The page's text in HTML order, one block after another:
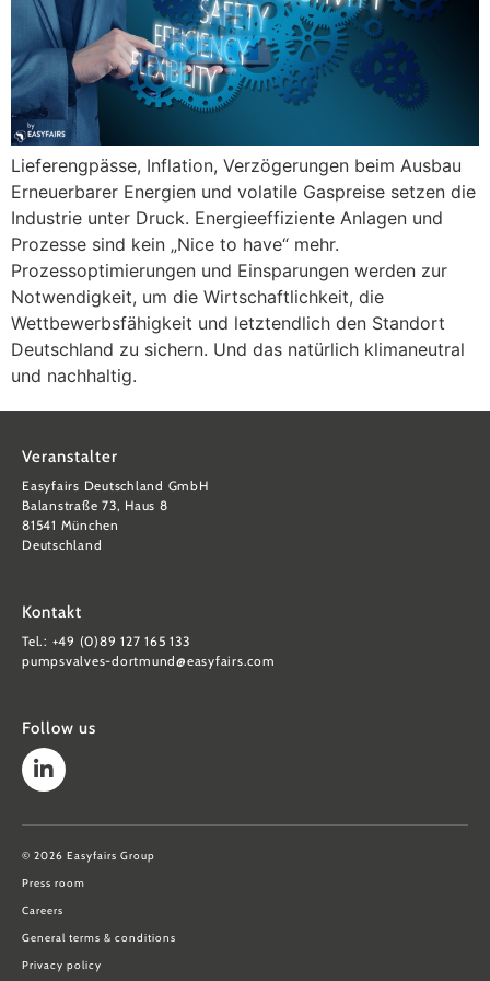
Lieferengpässe, Inflation, Verzögerungen beim Ausbau
Erneuerbarer Energien und volatile Gaspreise setzen die
Industrie unter Druck. Energieeffiziente Anlagen und
Prozesse sind kein „Nice to have“ mehr.
Prozessoptimierungen und Einsparungen werden zur
Notwendigkeit, um die Wirtschaftlichkeit, die
Wettbewerbsfähigkeit und letztendlich den Standort
Deutschland zu sichern. Und das natürlich klimaneutral
und nachhaltig.
Veranstalter
Easyfairs Deutschland GmbH
Balanstraße 73, Haus 8
81541 München
Deutschland
Kontakt
Tel.: +49 (0)89 127 165 133
pumpsvalves-dortmund@easyfairs.com
Follow us
© 2026 Easyfairs Group
Press room
Careers
General terms & conditions
Privacy policy